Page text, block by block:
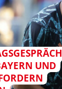
UND